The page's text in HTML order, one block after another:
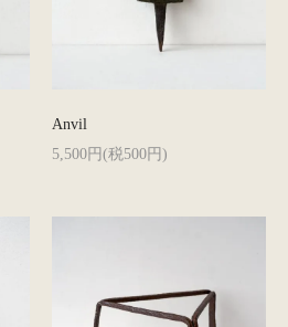
Anvil
5,500円(税500円)